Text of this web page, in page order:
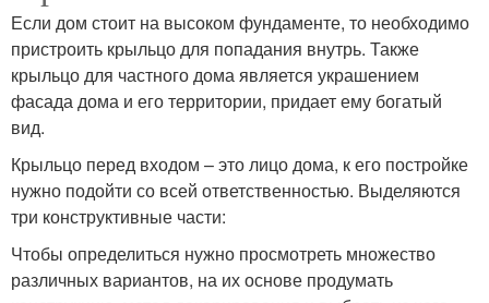
Если дом стоит на высоком фундаменте, то необходимо
пристроить крыльцо для попадания внутрь. Также
крыльцо для частного дома является украшением
фасада дома и его территории, придает ему богатый
вид.
Крыльцо перед входом – это лицо дома, к его постройке
нужно подойти со всей ответственностью. Выделяются
три конструктивные части:
Чтобы определиться нужно просмотреть множество
различных вариантов, на их основе продумать